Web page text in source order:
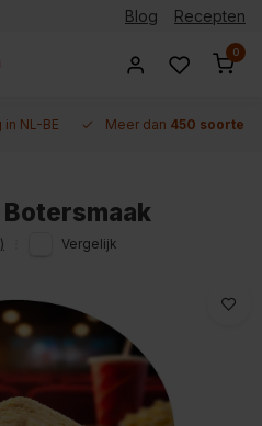
Blog Recepten
0
in NL-BE Meer dan 450 soorten
Vergelijk